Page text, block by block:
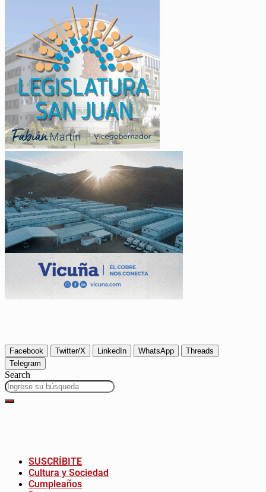
Facebook Twitter/X LinkedIn WhatsApp
Threads
Telegram
Search
SUSCRÍBITE
Cultura y Sociedad
Cumpleaños